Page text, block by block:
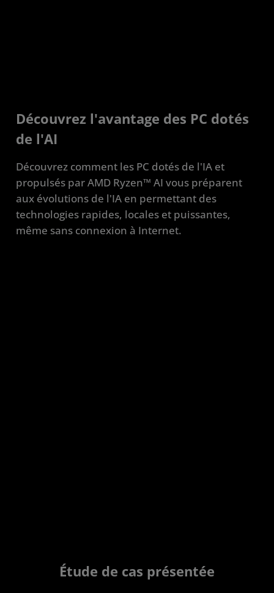
Découvrez l'avantage des PC dotés
de l'AI
Découvrez comment les PC dotés de l'IA et
propulsés par AMD Ryzen™ AI vous préparent
aux évolutions de l'IA en permettant des
technologies rapides, locales et puissantes,
même sans connexion à Internet.
Étude de cas présentée